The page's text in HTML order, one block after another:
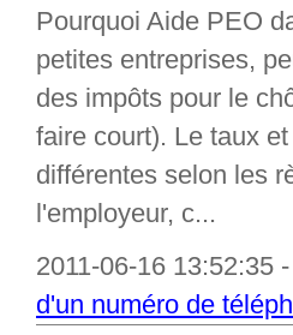
Pourquoi Aide PEO
petites entreprises,
des impôts pour le
faire court). Le taux
différentes selon les
l'employeur, c...
2011-06-16 13:52:35 -
d'un numéro de